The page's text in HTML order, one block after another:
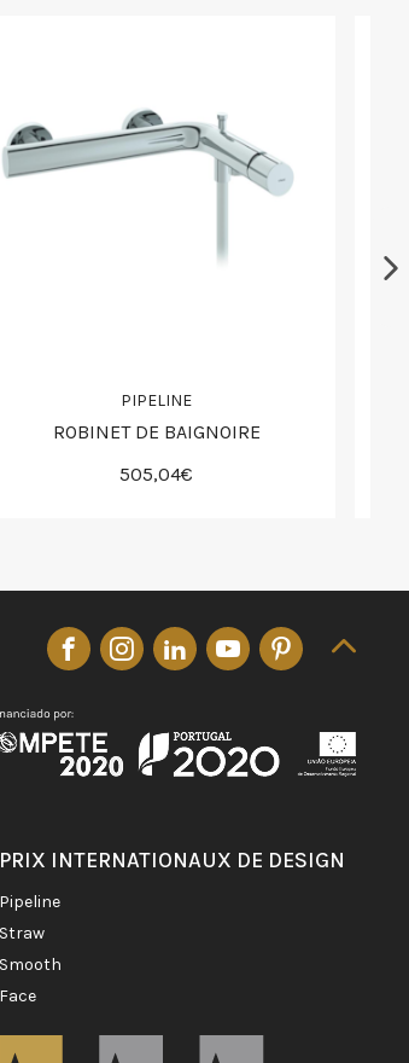
PIPELINE
ROBINET DE BAIGNOIRE
505,04€
PRIX INTERNATIONAUX DE DESIGN
pipeline
straw
smooth
face